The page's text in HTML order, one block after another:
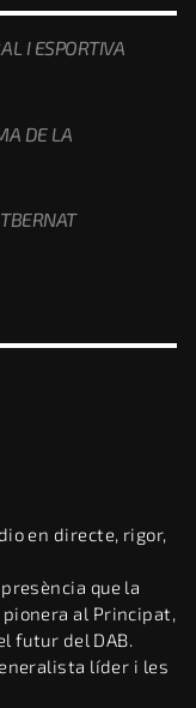
I ESPORTIVA
DE LA
en directe, rigor,
que la
pionera al Principat,
futur del DAB.
líder i les